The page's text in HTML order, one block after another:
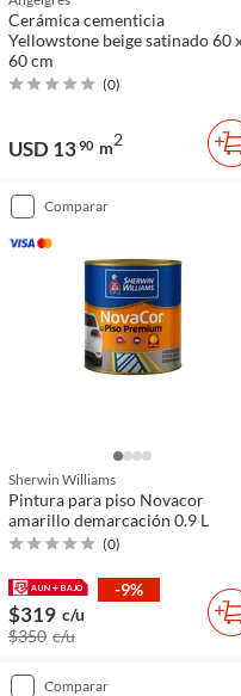
Cerámica cementicia
Yellowstone beige satinado 60
60 cm
(0)
USD 1390 m2
comparar
Sherwin Williams
Pintura para piso Novacor
amarillo demarcación 0.9 L
(0)
-9%
$319 c/u
$350 c/u
comparar